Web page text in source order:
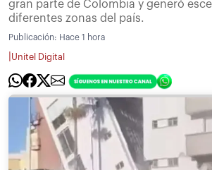
gran parte de Colombia y generó
diferentes zonas del país.
Publicación: Hace 1 hora
Unitel Digital